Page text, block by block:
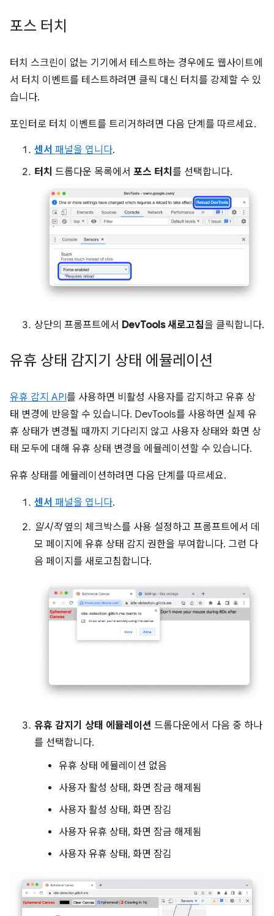
포스 터치
터치 스크린이 없는 기기에서 테스트하는 경우에도 웹사이트에
서 터치 이벤트를 테스트하려면 클릭 대신 터치를 강제할 수 있
습니다.
포인터로 터치 이벤트를 트리거하려면 다음 단계를 따르세요.
센서 패널을 엽니다.
터치 드롭다운 목록에서 포스 터치 를 선택합니다.
상단의 프롬프트에서 DevTools 새로고침을 클릭합니다.
유휴 상태 감지기 상태 에뮬레이션
유휴 감지 API를 사용하면 비활성 사용자를 감지하고 유휴 상
태 변경에 반응할 수 있습니다. DevTools를 사용하면 실제 유
휴 상태가 변경될 때까지 기다리지 않고 사용자 상태와 화면 상
태 모두에 대해 유휴 상태 변경을 에뮬레이션할 수 있습니다.
유휴 상태를 에뮬레이션하려면 다음 단계를 따르세요.
센서 패널을 엽니다.
일시적옆의 체크박스를 사용 설정하고 프롬프트에서 데
모 페이지에 유휴 상태 감지 권한을 부여합니다. 그런 다
음 페이지를 새로고침합니다.
유휴 감지기 상태 에뮬레이션 드롭다운에서 다음 중 하나
를 선택합니다.
유휴 상태 에뮬레이션 없음
사용자 활성 상태, 화면 잠금 해제됨
사용자 활성 상태, 화면 잠김
사용자 유휴 상태, 화면 잠금 해제됨
사용자 유휴 상태, 화면 잠김